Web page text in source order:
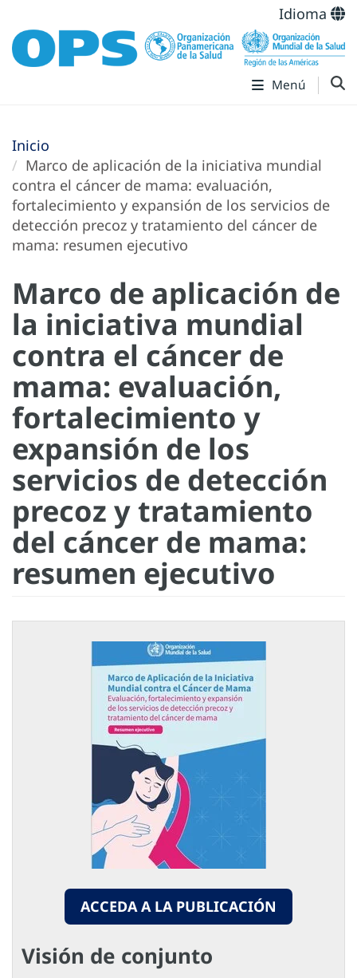
Idioma
Menú
Inicio
Marco de aplicación de la iniciativa mundial
contra el cáncer de mama: evaluación,
fortalecimiento y expansión de los servicios de
detección precoz y tratamiento del cáncer de
mama: resumen ejecutivo
Marco de aplicación de
la iniciativa mundial
contra el cáncer de
mama: evaluación,
fortalecimiento y
expansión de los
servicios de detección
precoz y tratamiento
del cáncer de mama:
resumen ejecutivo
ACCEDA A LA PUBLICACIÓN
Visión de conjunto